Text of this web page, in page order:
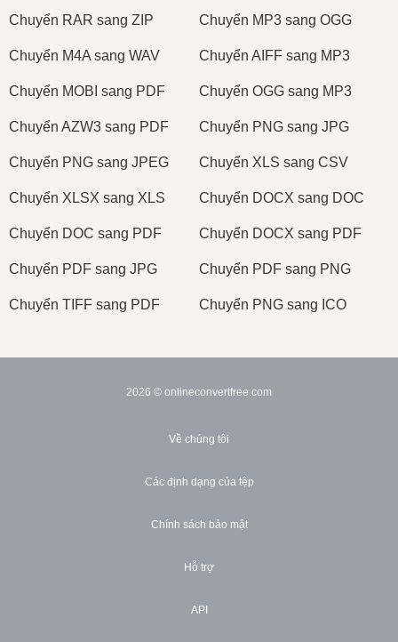
Сhuyển RAR sang ZIP Сhuyển MP3 sang OGG
Сhuyển M4A sang WAV Сhuyển AIFF sang MP3
Сhuyển MOBI sang PDF Сhuyển OGG sang MP3
Сhuyển AZW3 sang PDF Сhuyển PNG sang JPG
Сhuyển PNG sang JPEG Сhuyển XLS sang CSV
Сhuyển XLSX sang XLS Сhuyển DOCX sang DOC
Сhuyển DOC sang PDF Сhuyển DOCX sang PDF
Сhuyển PDF sang JPG Сhuyển PDF sang PNG
Сhuyển TIFF sang PDF Сhuyển PNG sang ICO
2026 © onlineconvertfree.com
Về chúng tôi
Các định dạng của tệp
Chính sách bảo mật
Hỗ trợ
API